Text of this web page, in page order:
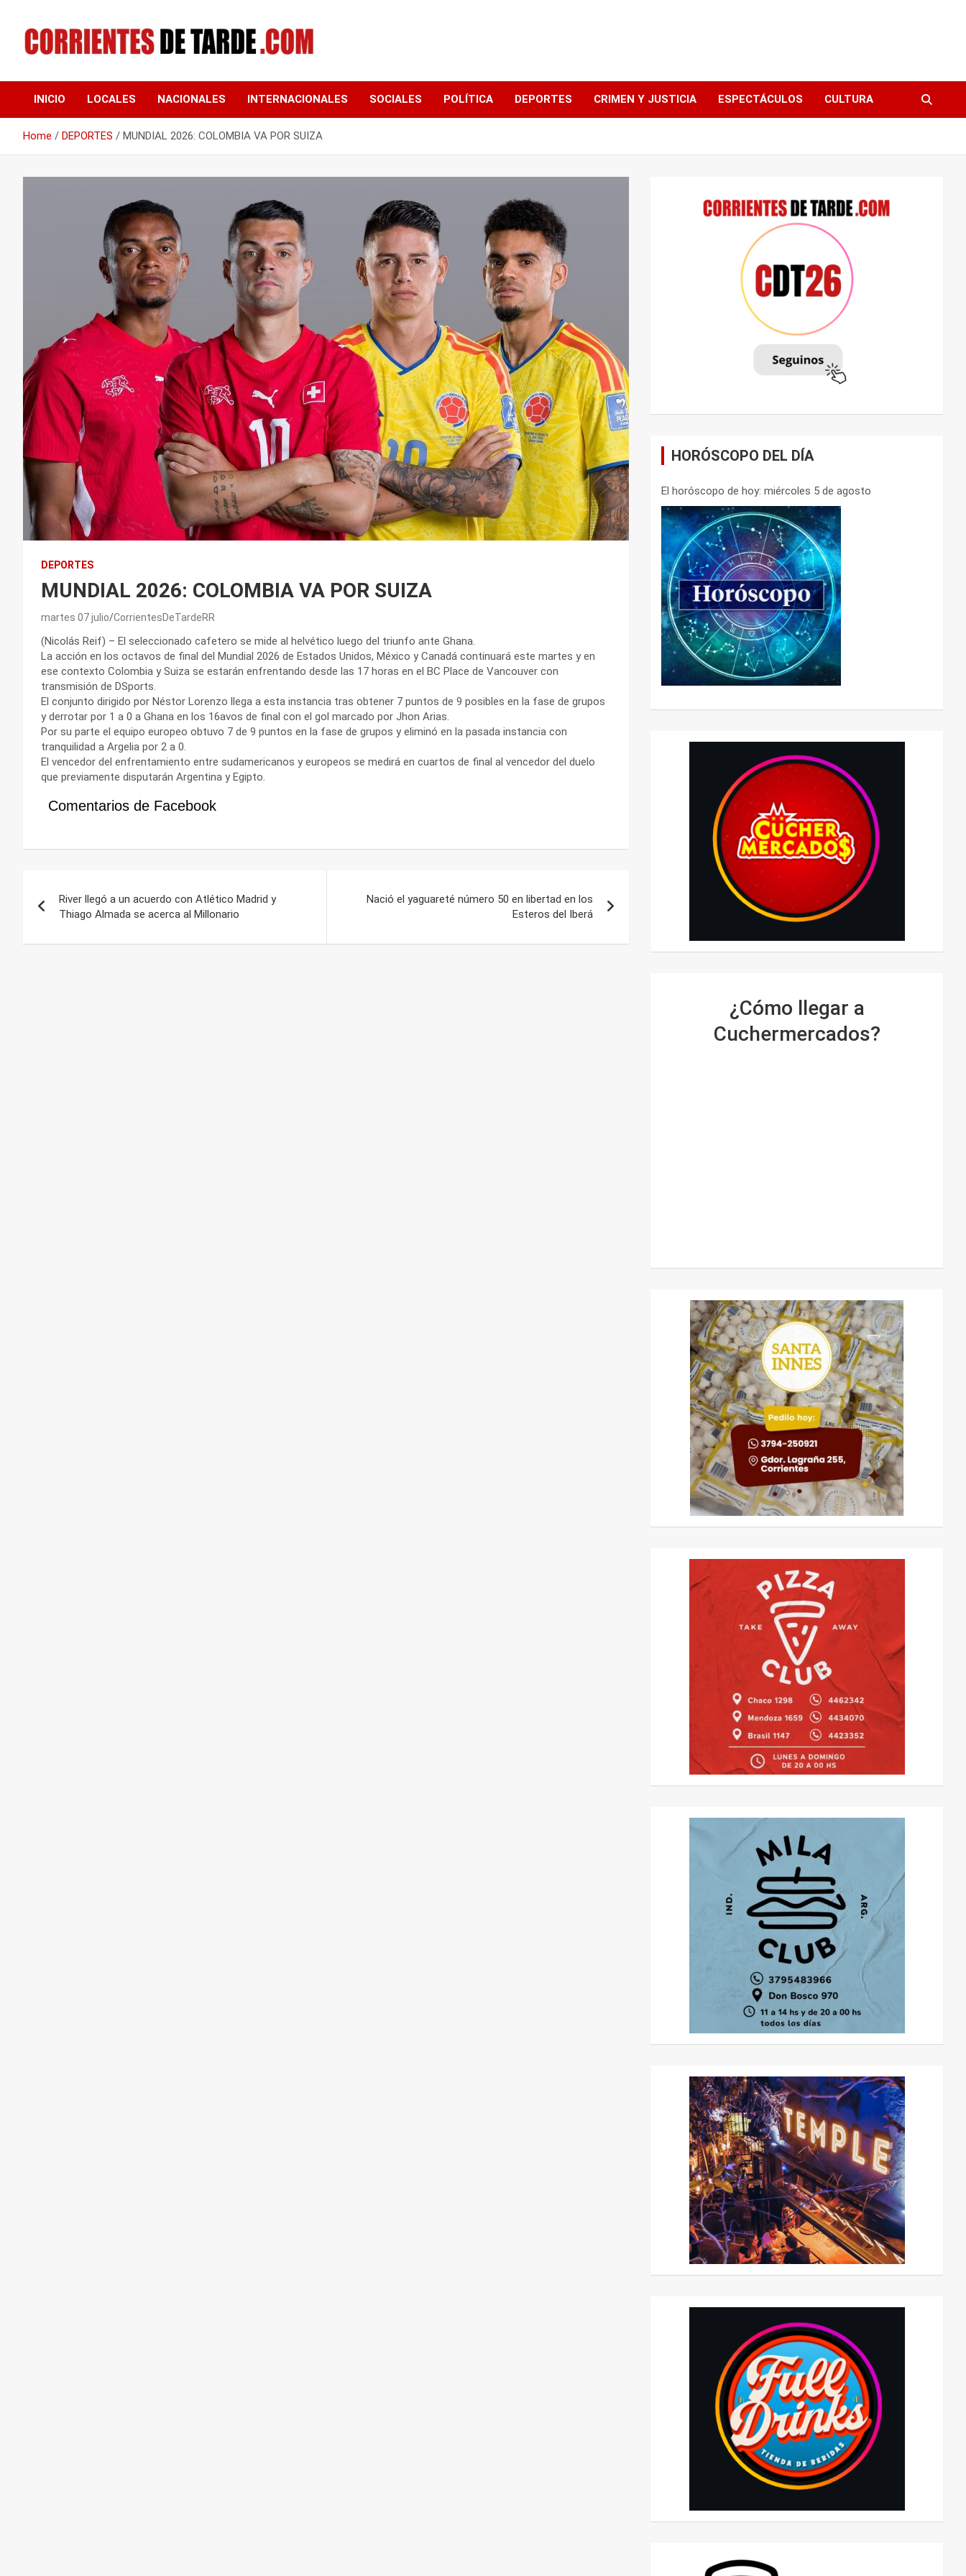
content
CORRIENTES DE
TARDE
INICIO LOCALES NACIONALES INTERNACIONALES SOCIALES POLÍTICA DEPORTES CRIMEN Y JUSTICIA ESPECTÁCULOS CULTURA
Home DEPORTES MUNDIAL 2026: COLOMBIA VA POR SUIZA
DEPORTES
MUNDIAL 2026: COLOMBIA VA POR SUIZA
martes 07 julio CorrientesDeTardeRR
(Nicolás Reif) – El seleccionado cafetero se mide al helvético luego del triunfo ante Ghana.
La acción en los octavos de final del Mundial 2026 de Estados Unidos, México y Canadá continuará este martes y en
ese contexto Colombia y Suiza se estarán enfrentando desde las 17 horas en el BC Place de Vancouver con
transmisión de DSports.
El conjunto dirigido por Néstor Lorenzo llega a esta instancia tras obtener 7 puntos de 9 posibles en la fase de grupos
y derrotar por 1 a 0 a Ghana en los 16avos de final con el gol marcado por Jhon Arias.
Por su parte el equipo europeo obtuvo 7 de 9 puntos en la fase de grupos y eliminó en la pasada instancia con
tranquilidad a Argelia por 2 a 0.
El vencedor del enfrentamiento entre sudamericanos y europeos se medirá en cuartos de final al vencedor del duelo
que previamente disputarán Argentina y Egipto.
Comentarios de Facebook
de
entradas
River llegó a un acuerdo con Atlético Madrid y
Thiago Almada se acerca al Millonario
Nació el yaguareté número 50 en libertad en los
Esteros del Iberá
HORÓSCOPO DEL DÍA
El horóscopo de hoy: miércoles 5 de agosto
¿Cómo llegar a
Cuchermercados?